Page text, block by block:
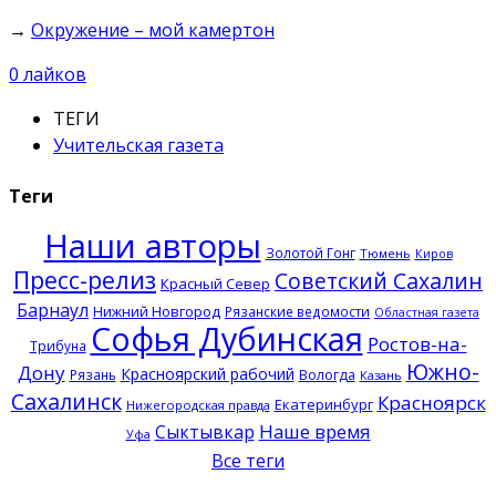
→ Окружение – мой камертон
0 лайков
ТЕГИ
Учительская газета
Теги
Наши авторы Золотой Гонг Тюмень Киров
Пресс-релиз Красный Север Советский Сахалин
Барнаул Нижний Новгород Рязанские ведомости Областная газета
Трибуна Софья Дубинская Ростов-на-
Дону Рязань Красноярский рабочий Вологда Казань Южно-
Сахалинск Нижегородская правда Екатеринбург Красноярск
Уфа Сыктывкар Наше время
Все теги